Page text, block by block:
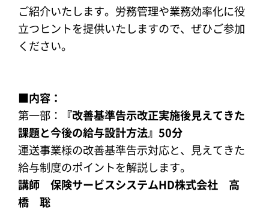
ご紹介いたします。労務管理や業務効率化に役
立つヒントを提供いたしますので、ぜひご参加
ください。
■内容：
第一部：
『改善基準告示改正実施後見えてきた
課題と今後の給与設計方法』50分
運送事業様の改善基準告示対応と、見えてきた
給与制度のポイントを解説します。
講師 保険サービスシステムHD株式会社 高
橋 聡